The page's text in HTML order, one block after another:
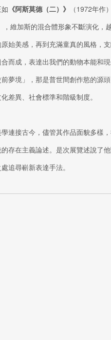
《阿斯莫德（二）》 （1972年作）
，維加斯的混合體形象不斷演化，
始美感，再到充滿童真的風格，
而成，表達出我們的動物本能和
夢境」，那是普世間創作慾的源
差異、社會標準和階級制度。
連接古今，儘管其作品面貌多樣
存在主義論述。是次展覽述說了
追尋嶄新表達手法。